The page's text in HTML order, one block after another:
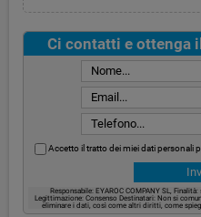
Ci contatti e ottenga
Accetto il tratto dei miei dati personali
Responsabile: EYAROC COMPANY SL,
Legittimazione: Consenso Destinatari: Non si
eliminare i dati, così come altri diritti, come